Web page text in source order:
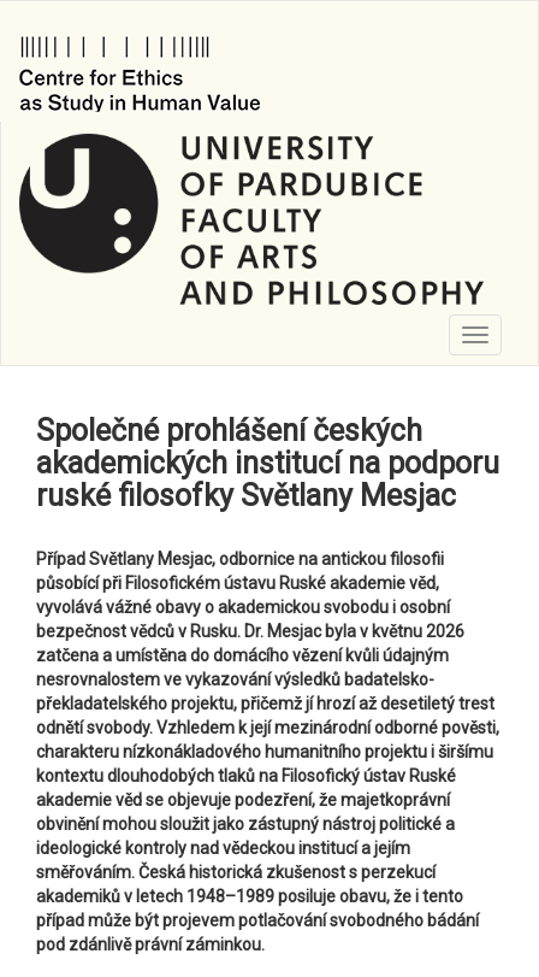
hlavnímu
obsahu
Toggle
Společné prohlášení českých
akademických institucí na podporu
ruské filosofky Světlany Mesjac
Případ Světlany Mesjac, odbornice na antickou filosofii
působící při Filosofickém ústavu Ruské akademie věd,
vyvolává vážné obavy o akademickou svobodu i osobní
bezpečnost vědců v Rusku. Dr. Mesjac byla v květnu 2026
zatčena a umístěna do domácího vězení kvůli údajným
nesrovnalostem ve vykazování výsledků badatelsko-
překladatelského projektu, přičemž jí hrozí až desetiletý trest
odnětí svobody. Vzhledem k její mezinárodní odborné pověsti,
charakteru nízkonákladového humanitního projektu i širšímu
kontextu dlouhodobých tlaků na Filosofický ústav Ruské
akademie věd se objevuje podezření, že majetkoprávní
obvinění mohou sloužit jako zástupný nástroj politické a
ideologické kontroly nad vědeckou institucí a jejím
směřováním. Česká historická zkušenost s perzekucí
akademiků v letech 1948–1989 posiluje obavu, že i tento
případ může být projevem potlačování svobodného bádání
pod zdánlivě právní záminkou.